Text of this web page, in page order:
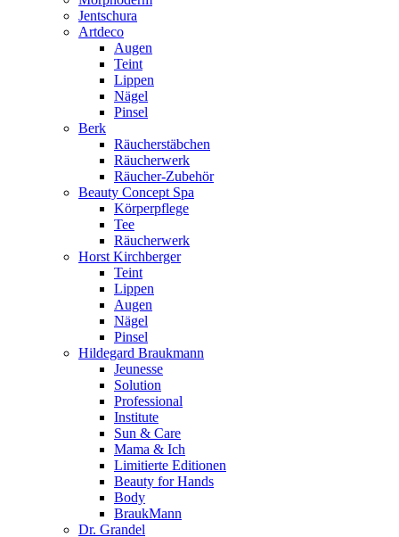
Jentschura
Artdeco
Augen
Teint
Lippen
Nägel
Pinsel
Berk
Räucherstäbchen
Räucherwerk
Räucher-Zubehör
Beauty Concept Spa
Körperpflege
Tee
Räucherwerk
Horst Kirchberger
Teint
Lippen
Augen
Nägel
Pinsel
Hildegard Braukmann
Jeunesse
Solution
Professional
Institute
Sun & Care
Mama & Ich
Limitierte Editionen
Beauty for Hands
Body
BraukMann
Dr. Grandel